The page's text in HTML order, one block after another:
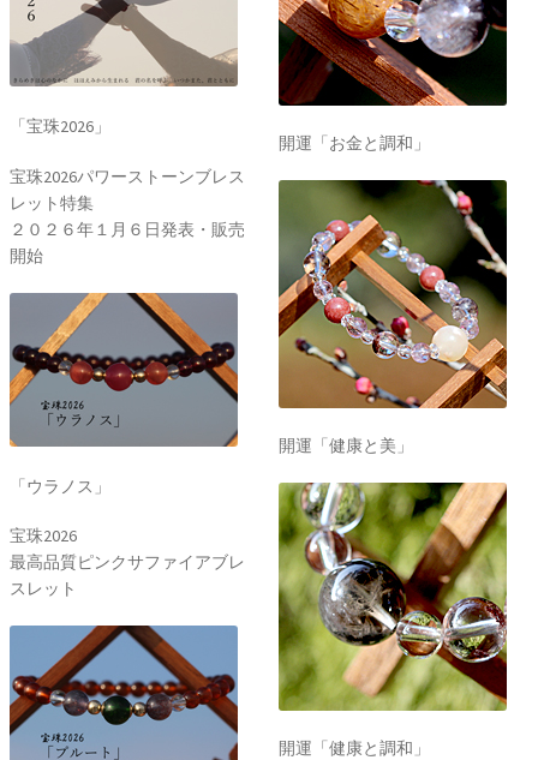
「宝珠2026」
宝珠2026パワーストーンブレス
レット特集
２０２６年１月６日発表・販売
開始
「ウラノス」
宝珠2026
最高品質ピンクサファイアブレ
スレット
開運「お金と調和」
開運「健康と美」
開運「健康と調和」